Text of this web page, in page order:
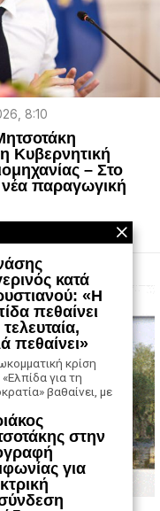
8:10
Κυβερνητική
– Στο
παραγωγική
κατά
«Η
πεθαίνει
πεθαίνει»
κρίση
για τη
βαθαίνει, με
στην
για